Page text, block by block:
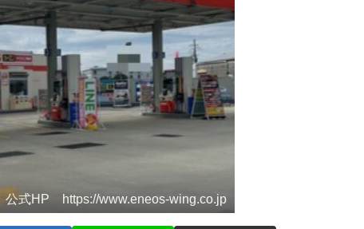
公式HP https://www.eneos-wing.co.jp